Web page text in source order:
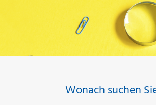
Wonach suchen